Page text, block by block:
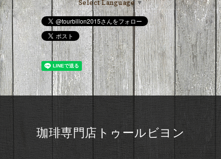
Select Language ▼
珈琲専門店トゥールビヨン